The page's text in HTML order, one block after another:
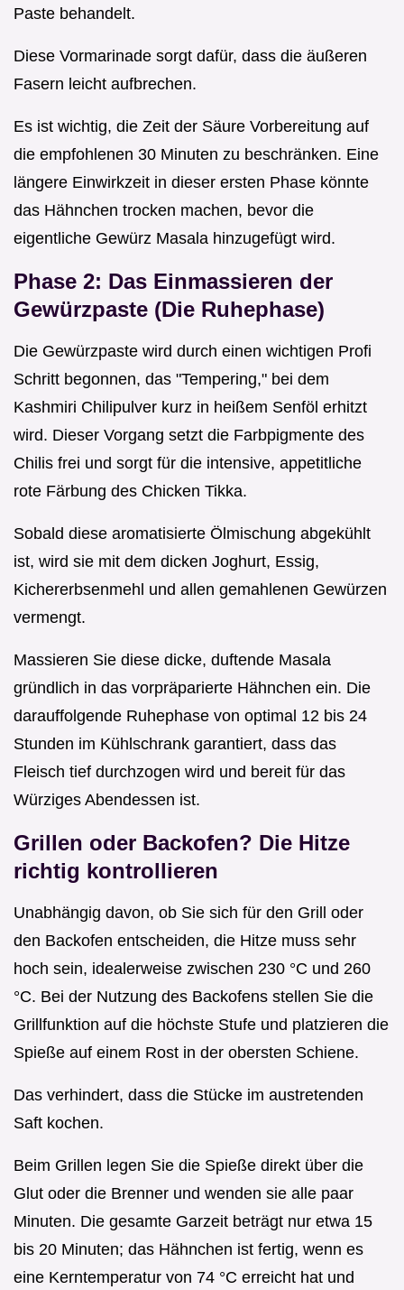
Paste behandelt.
Diese Vormarinade sorgt dafür, dass die äußeren
Fasern leicht aufbrechen.
Es ist wichtig, die Zeit der Säure Vorbereitung auf
die empfohlenen 30 Minuten zu beschränken. Eine
längere Einwirkzeit in dieser ersten Phase könnte
das Hähnchen trocken machen, bevor die
eigentliche Gewürz Masala hinzugefügt wird.
Phase 2: Das Einmassieren der
Gewürzpaste (Die Ruhephase)
Die Gewürzpaste wird durch einen wichtigen Profi
Schritt begonnen, das "Tempering," bei dem
Kashmiri Chilipulver kurz in heißem Senföl erhitzt
wird. Dieser Vorgang setzt die Farbpigmente des
Chilis frei und sorgt für die intensive, appetitliche
rote Färbung des Chicken Tikka.
Sobald diese aromatisierte Ölmischung abgekühlt
ist, wird sie mit dem dicken Joghurt, Essig,
Kichererbsenmehl und allen gemahlenen Gewürzen
vermengt.
Massieren Sie diese dicke, duftende Masala
gründlich in das vorpräparierte Hähnchen ein. Die
darauffolgende Ruhephase von optimal 12 bis 24
Stunden im Kühlschrank garantiert, dass das
Fleisch tief durchzogen wird und bereit für das
Würziges Abendessen ist.
Grillen oder Backofen? Die Hitze
richtig kontrollieren
Unabhängig davon, ob Sie sich für den Grill oder
den Backofen entscheiden, die Hitze muss sehr
hoch sein, idealerweise zwischen 230 °C und 260
°C. Bei der Nutzung des Backofens stellen Sie die
Grillfunktion auf die höchste Stufe und platzieren die
Spieße auf einem Rost in der obersten Schiene.
Das verhindert, dass die Stücke im austretenden
Saft kochen.
Beim Grillen legen Sie die Spieße direkt über die
Glut oder die Brenner und wenden sie alle paar
Minuten. Die gesamte Garzeit beträgt nur etwa 15
bis 20 Minuten; das Hähnchen ist fertig, wenn es
eine Kerntemperatur von 74 °C erreicht hat und